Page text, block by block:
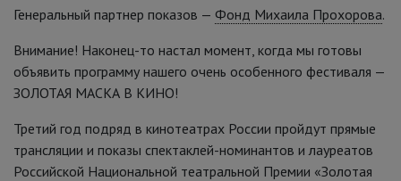
Генеральный партнер показов — Фонд Михаила Прохорова.
Внимание! Наконец-то настал момент, когда мы готовы
объявить программу нашего очень особенного фестиваля —
ЗОЛОТАЯ МАСКА В КИНО!
Третий год подряд в кинотеатрах России пройдут прямые
трансляции и показы спектаклей-номинантов и лауреатов
Российской Национальной театральной Премии «Золотая